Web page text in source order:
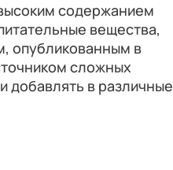
содержанием
вещества,
опубликованным в
сложных
добавлять в различные